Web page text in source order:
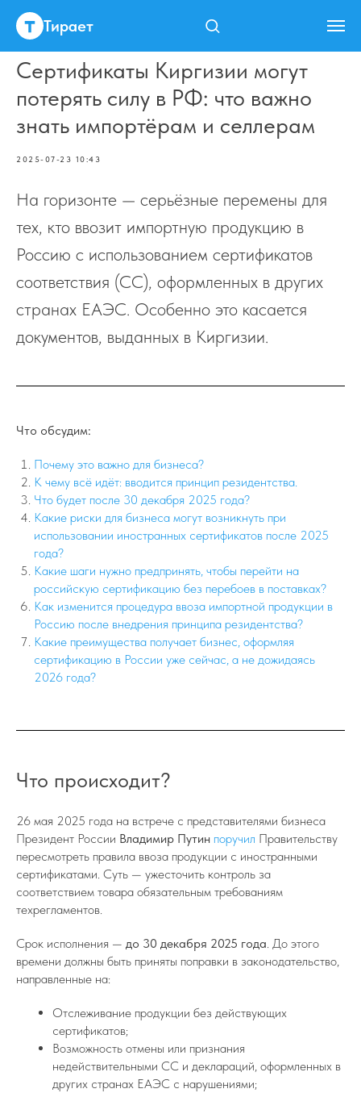
Тирает
Сертификаты Киргизии могут
потерять силу в РФ: что важно
знать импортёрам и селлерам
2025-07-23 10:43
На горизонте — серьёзные перемены для
тех, кто ввозит импортную продукцию в
Россию с использованием сертификатов
соответствия (СС), оформленных в других
странах ЕАЭС. Особенно это касается
документов, выданных в Киргизии.
Что обсудим:
Почему это важно для бизнеса?
К чему всё идёт: вводится принцип резидентства.
Что будет после 30 декабря 2025 года?
Какие риски для бизнеса могут возникнуть при
использовании иностранных сертификатов после 2025
года?
Какие шаги нужно предпринять, чтобы перейти на
российскую сертификацию без перебоев в поставках?
Как изменится процедура ввоза импортной продукции в
Россию после внедрения принципа резидентства?
Какие преимущества получает бизнес, оформляя
сертификацию в России уже сейчас, а не дожидаясь
2026 года?
Что происходит?
26 мая 2025 года на встрече с представителями бизнеса
Президент России Владимир Путин поручил Правительству
пересмотреть правила ввоза продукции с иностранными
сертификатами. Суть — ужесточить контроль за
соответствием товара обязательным требованиям
техрегламентов.
Срок исполнения — до 30 декабря 2025 года. До этого
времени должны быть приняты поправки в законодательство,
направленные на:
Отслеживание продукции без действующих
сертификатов;
Возможность отмены или признания
недействительными СС и деклараций, оформленных в
других странах ЕАЭС с нарушениями;